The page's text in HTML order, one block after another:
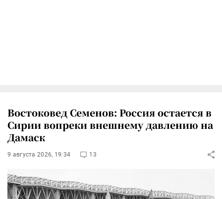
Востоковед Семенов: Россия остается в
Сирии вопреки внешнему давлению на
Дамаск
9 августа 2026, 19:34 13